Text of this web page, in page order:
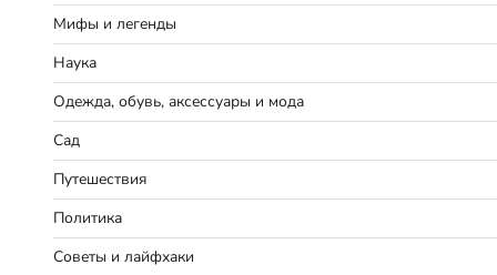
Мифы и легенды
Наука
Одежда, обувь, аксессуары и мода
Сад
Путешествия
Политика
Советы и лайфхаки